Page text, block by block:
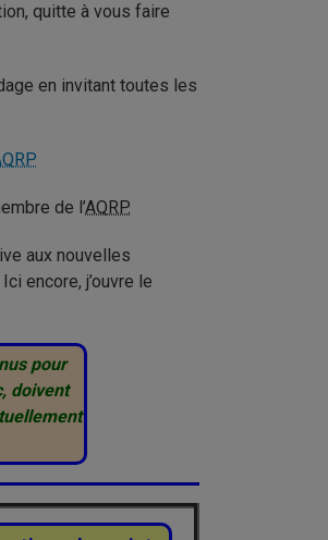
quitte à vous faire
en invitant toutes les
de l’AQRP.
aux nouvelles
Ici encore, j’ouvre le
pour
doivent